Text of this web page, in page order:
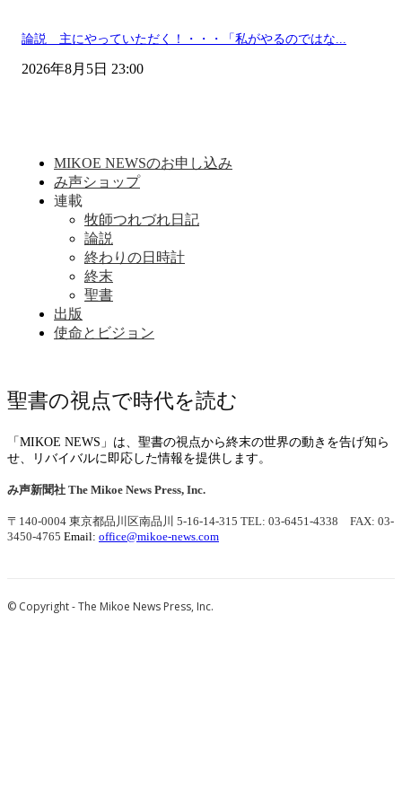
論説 主にやっていただく！・・・「私がやるのではな...
2026年8月5日 23:00
MIKOE NEWSのお申し込み
み声ショップ
連載
牧師つれづれ日記
論説
終わりの日時計
終末
聖書
出版
使命とビジョン
聖書の視点で時代を読む
「MIKOE NEWS」は、聖書の視点から終末の世界の動きを告げ知ら
せ、リバイバルに即応した情報を提供します。
み声新聞社 The Mikoe News Press, Inc.
〒140-0004 東京都品川区南品川 5-16-14-315 TEL: 03-6451-4338 FAX: 03-
3450-4765 Email: office@mikoe-news.com
© Copyright - The Mikoe News Press, Inc.